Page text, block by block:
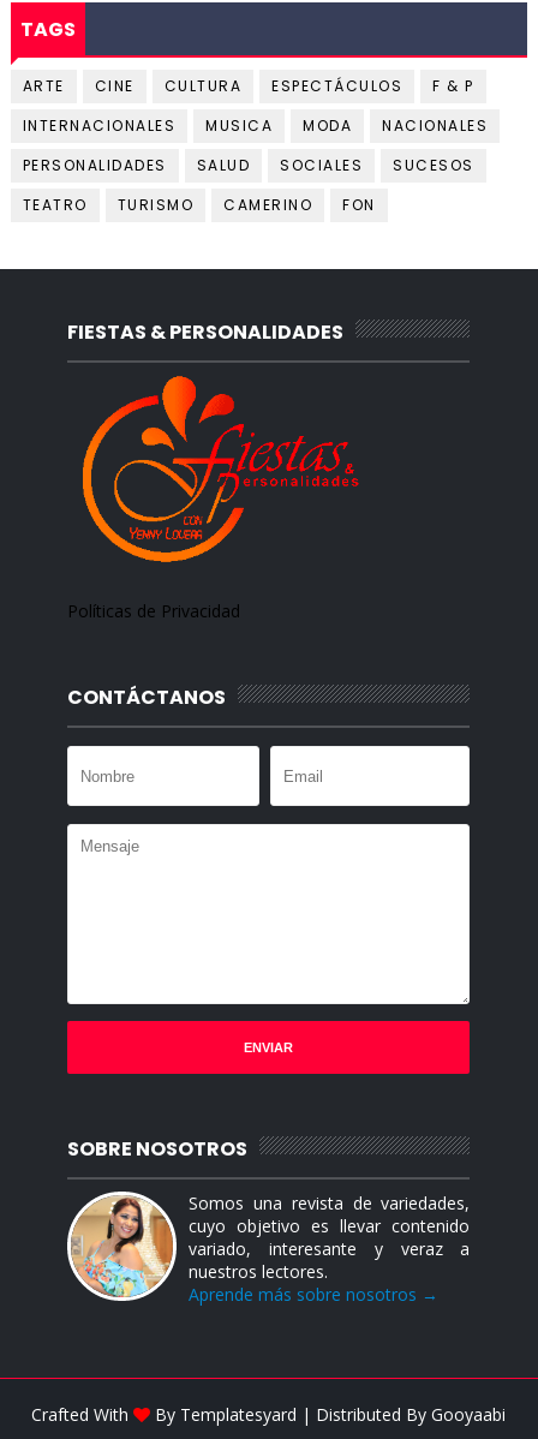
TAGS
ARTE CINE CULTURA ESPECTÁCULOS
F & P
INTERNACIONALES
MUSICA MODA
NACIONALES
PERSONALIDADES
SALUD SOCIALES
SUCESOS
TEATRO
TURISMO CAMERINO FON
FIESTAS & PERSONALIDADES
Políticas de Privacidad
CONTÁCTANOS
SOBRE NOSOTROS
Somos una revista de variedades,
cuyo objetivo es llevar contenido
variado, interesante y veraz a
nuestros lectores.
Aprende más sobre nosotros →
Crafted With By Templatesyard | Distributed ByGooyaabi